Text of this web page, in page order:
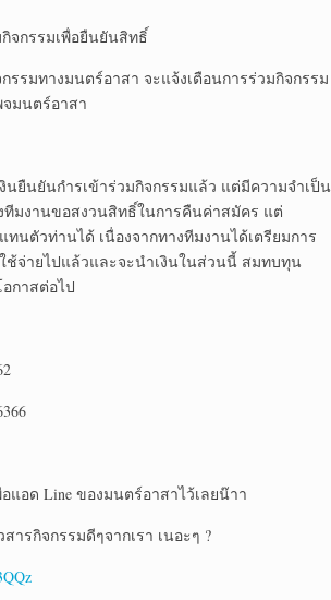
จกรรมเพื่อยืนยันสิทธิ์
รรมทางมนตร์อาสา จะแจ้งเตือนการร่วมกิจกรรม
มนตร์อาสา
นยืนยันกำรเข้าร่วมกิจกรรมแล้ว แต่มีความจำเป็น
ทีมงานขอสงวนสิทธิ์ในการคืนค่าสมัคร แต่
นตัวท่านได้ เนื่องจากทางทีมงานได้เตรียมการ
ช้จ่ายไปแล้วและจะนำเงินในส่วนนี้ สมทบทุน
กาสต่อไป
แอด Line ของมนตร์อาสาไว้เลยน๊าา
ารกิจกรรมดีๆจากเรา เนอะๆ ?